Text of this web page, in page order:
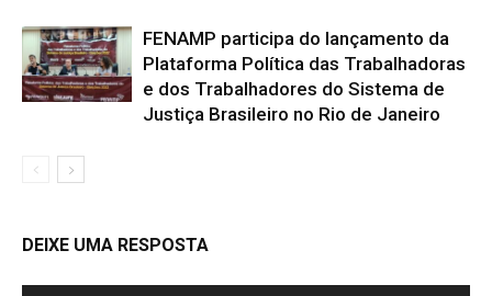
FENAMP participa do lançamento da
Plataforma Política das Trabalhadoras
e dos Trabalhadores do Sistema de
Justiça Brasileiro no Rio de Janeiro
DEIXE UMA RESPOSTA